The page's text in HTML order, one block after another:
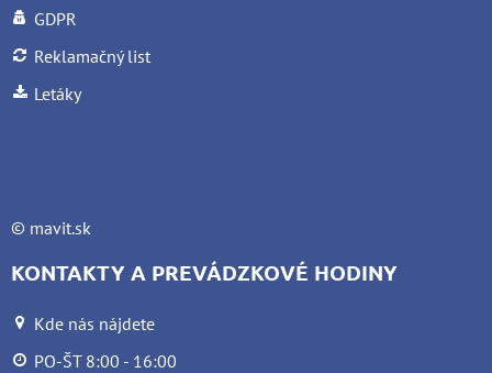
GDPR
Reklamačný list
Letáky
© mavit.sk
KONTAKTY A PREVÁDZKOVÉ HODINY
Kde nás nájdete
PO-ŠT 8:00 - 16:00